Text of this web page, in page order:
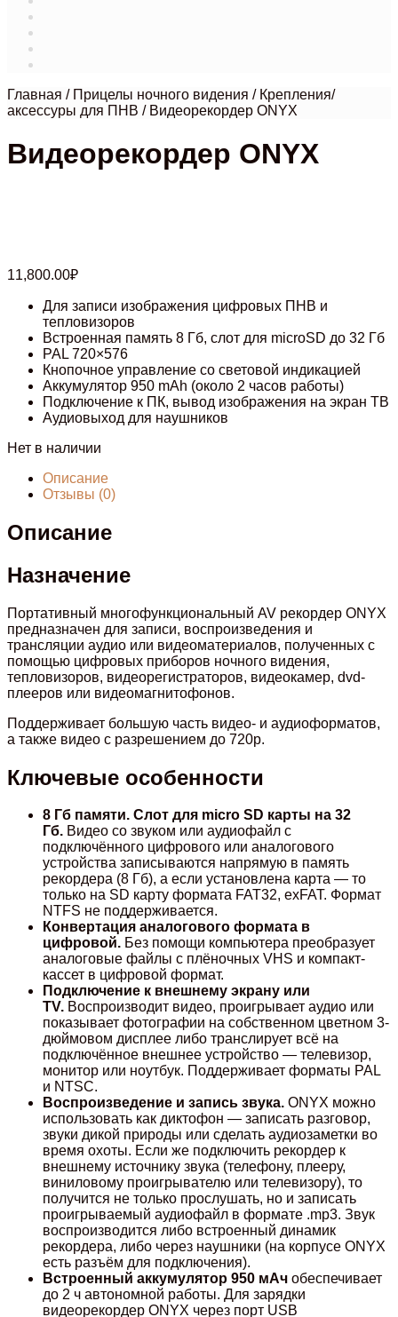
Главная / Прицелы ночного видения / Крепления/
аксессуры для ПНВ / Видеорекордер ONYX
Видеорекордер ONYX
наличии
11,800.00₽
Для записи изображения цифровых ПНВ и
тепловизоров
Встроенная память 8 Гб, слот для microSD до 32 Гб
PAL 720×576
Кнопочное управление со световой индикацией
Аккумулятор 950 mAh (около 2 часов работы)
Подключение к ПК, вывод изображения на экран ТВ
Аудиовыход для наушников
Нет в наличии
Описание
Отзывы (0)
Описание
Назначение
Портативный многофункциональный AV рекордер ONYX
предназначен для записи, воспроизведения и
трансляции аудио или видеоматериалов, полученных с
помощью цифровых приборов ночного видения,
тепловизоров, видеорегистраторов, видеокамер, dvd-
плееров или видеомагнитофонов.
Поддерживает большую часть видео- и аудиоформатов,
а также видео с разрешением до 720p.
Ключевые особенности
8 Гб памяти. Слот для micro SD карты на 32
Гб. Видео со звуком или аудиофайл с
подключённого цифрового или аналогового
устройства записываются напрямую в память
рекордера (8 Гб), а если установлена карта — то
только на SD карту формата FAT32, exFAT. Формат
NTFS не поддерживается.
Конвертация аналогового формата в
цифровой. Без помощи компьютера преобразует
аналоговые файлы с плёночных VHS и компакт-
кассет в цифровой формат.
Подключение к внешнему экрану или
TV. Воспроизводит видео, проигрывает аудио или
показывает фотографии на собственном цветном 3-
дюймовом дисплее либо транслирует всё на
подключённое внешнее устройство — телевизор,
монитор или ноутбук. Поддерживает форматы PAL
и NTSC.
Воспроизведение и запись звука. ONYX можно
использовать как диктофон — записать разговор,
звуки дикой природы или cделать аудиозаметки во
время охоты. Если же подключить рекордер к
внешнему источнику звука (телефону, плееру,
виниловому проигрывателю или телевизору), то
получится не только прослушать, но и записать
проигрываемый аудиофайл в формате .mp3. Звук
воспроизводится либо встроенный динамик
рекордера, либо через наушники (на корпусе ONYX
есть разъём для подключения).
Встроенный аккумулятор 950 мАч обеспечивает
до 2 ч автономной работы. Для зарядки
видеорекордер ONYX через порт USB